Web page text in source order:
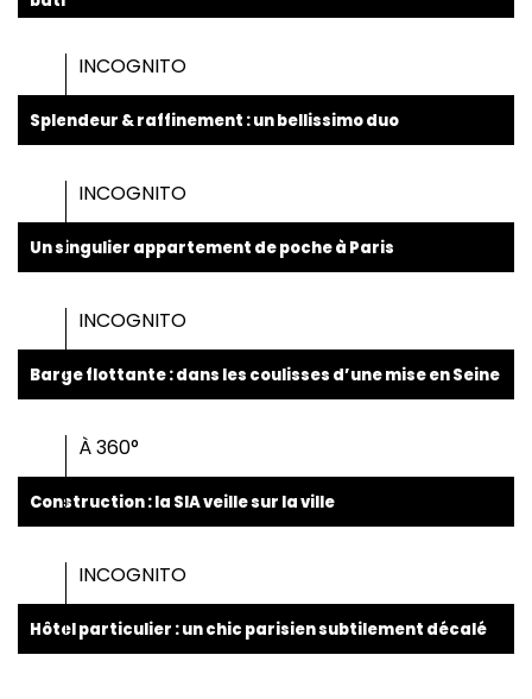
INCOGNITO
Splendeur & raffinement : un bellissimo duo
INCOGNITO
Un singulier appartement de poche à Paris
INCOGNITO
Barge flottante : dans les coulisses d’une mise en Seine
À 360°
Construction : la SIA veille sur la ville
INCOGNITO
Hôtel particulier : un chic parisien subtilement décalé